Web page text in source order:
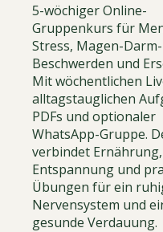
5-wöchiger Online-
Gruppenkurs für
Stress, Magen-Darm-
Beschwerden und
Mit wöchentlichen
alltagstauglichen
PDFs und optionaler
WhatsApp-Gruppe.
verbindet Ernährung,
Entspannung und
Übungen für ein
Nervensystem und
gesunde Verdauung.